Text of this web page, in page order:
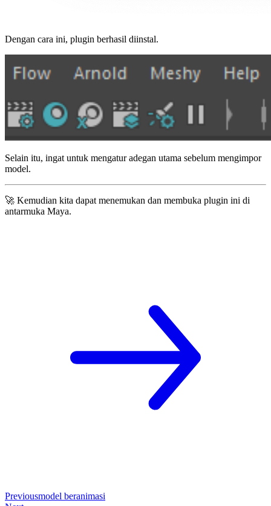
Dengan cara ini, plugin berhasil diinstal.
Selain itu, ingat untuk mengatur adegan utama sebelum mengimpor
model.
🚀 Kemudian kita dapat menemukan dan membuka plugin ini di
antarmuka Maya.
Previousmodel beranimasi